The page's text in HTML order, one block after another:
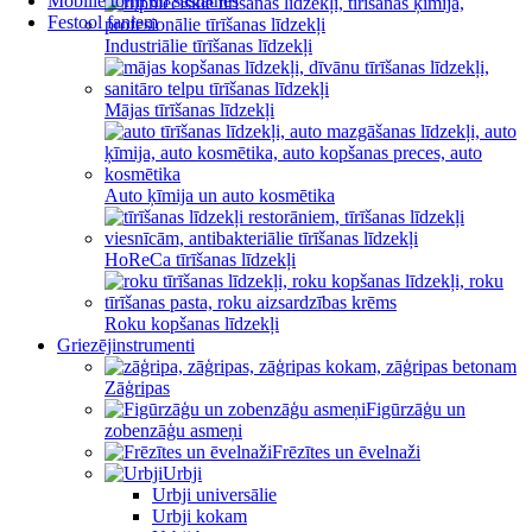
Festool faniem
Industriālie tīrīšanas līdzekļi
Mājas tīrīšanas līdzekļi
Auto ķīmija un auto kosmētika
HoReCa tīrīšanas līdzekļi
Roku kopšanas līdzekļi
Griezējinstrumenti
Zāģripas
Figūrzāģu un
zobenzāģu asmeņi
Frēzītes un ēvelnaži
Urbji
Urbji universālie
Urbji kokam